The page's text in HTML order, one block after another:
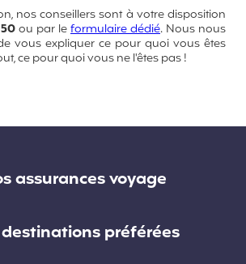
nos conseillers sont à votre disposition
ou par leformulaire dédié. Nous nous
vous expliquer ce pour quoi vous êtes
ce pour quoi vous ne l'êtes pas !
assurances voyage
voyage courte durée
préférées